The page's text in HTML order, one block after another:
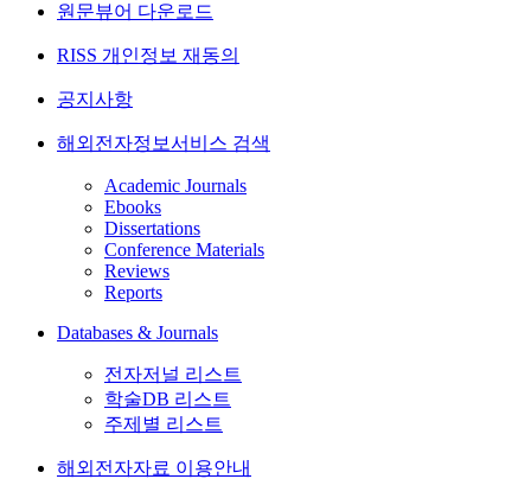
원문뷰어 다운로드
RISS 개인정보 재동의
공지사항
해외전자정보서비스 검색
Academic Journals
Ebooks
Dissertations
Conference Materials
Reviews
Reports
Databases & Journals
전자저널 리스트
학술DB 리스트
주제별 리스트
해외전자자료 이용안내